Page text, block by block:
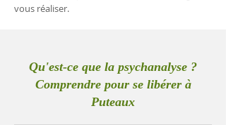
vous réaliser.
Qu'est-ce que la psychanalyse ?
Comprendre pour se libérer à
Puteaux